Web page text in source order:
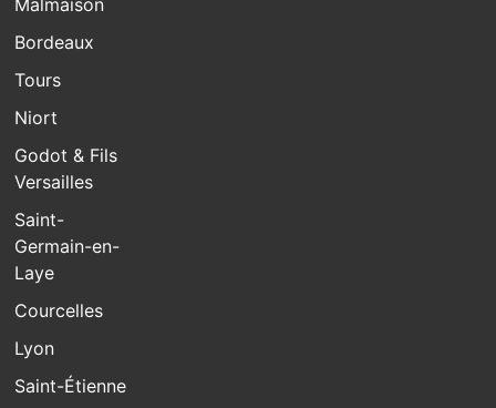
Bordeaux
Tours
Niort
Godot & Fils
Versailles
Saint-
Germain-en-
Laye
Courcelles
Lyon
Saint-Étienne